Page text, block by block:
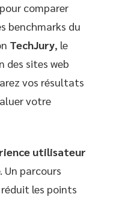
pour comparer
benchmarks du
TechJury, le
des sites web
vos résultats
votre
utilisateur
Un parcours
les points